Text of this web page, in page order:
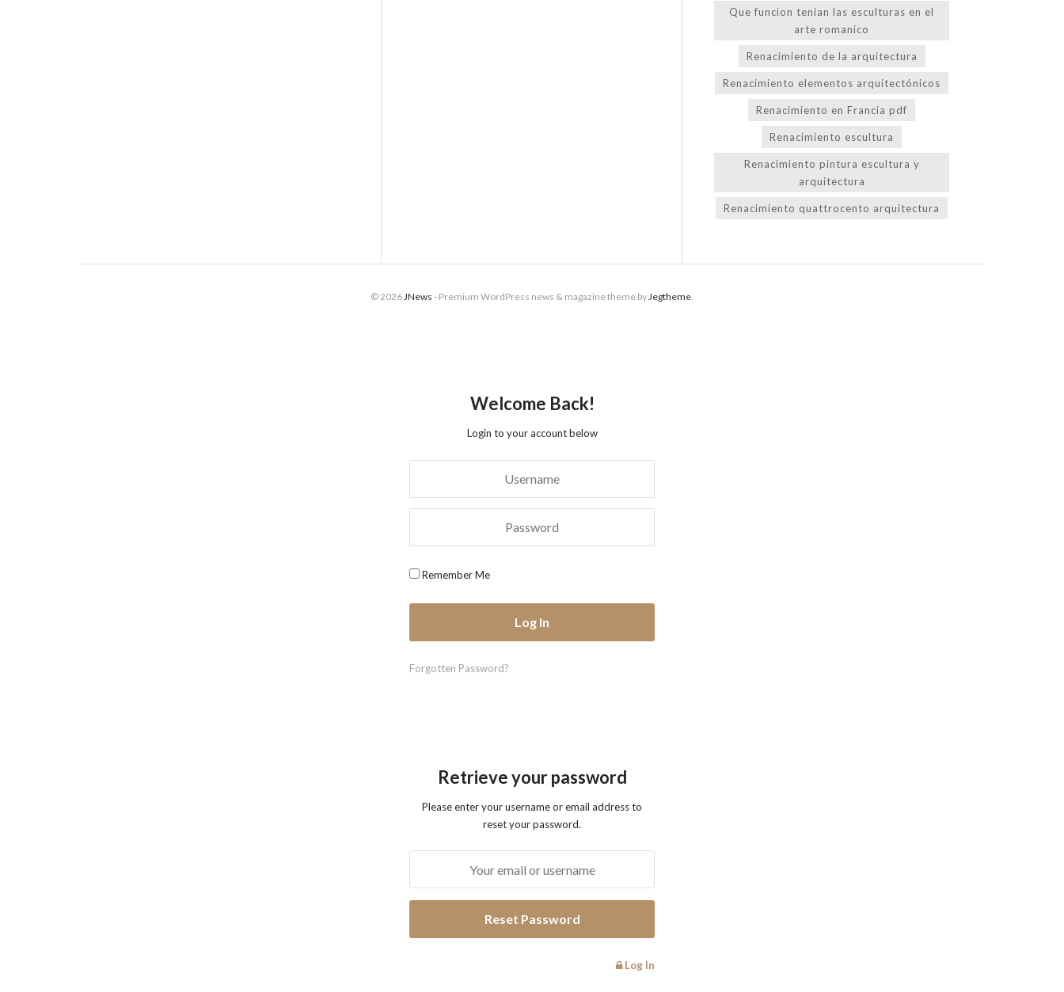
Que funcion tenian las esculturas en el
arte romanico
Renacimiento de la arquitectura
Renacimiento elementos arquitectónicos
Renacimiento en Francia pdf
Renacimiento escultura
Renacimiento pintura escultura y
arquitectura
Renacimiento quattrocento arquitectura
© 2026JNews - Premium WordPress news & magazine theme byJegtheme.
Welcome Back!
Login to your account below
Remember Me
Forgotten Password?
Retrieve your password
Please enter your username or email address to
reset your password.
Log In